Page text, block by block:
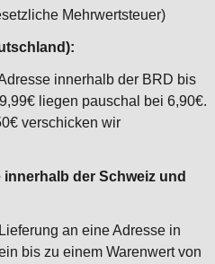
Mehrwertsteuer)
innerhalb der BRD bis
liegen pauschal bei 6,90€.
verschicken wir
der Schweiz und
an eine Adresse in
bis zu einem Warenwert von